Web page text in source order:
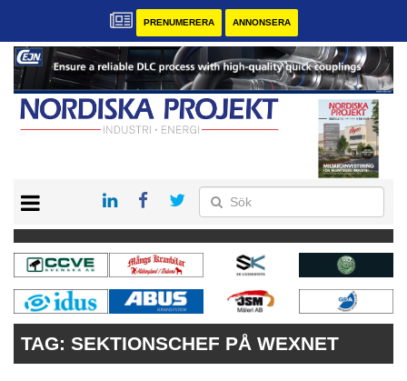
PRENUMERERA ANNONSERA
KONTAKT
VÅRA ANDRA MAGASIN
PRENUMERERA
ANNONSERA
TAG: SEKTIONSCHEF PÅ WEXNET